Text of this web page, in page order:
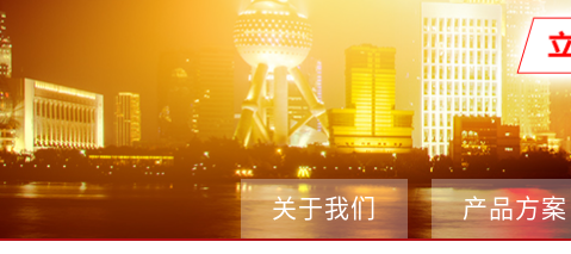
关于我们 产品方案